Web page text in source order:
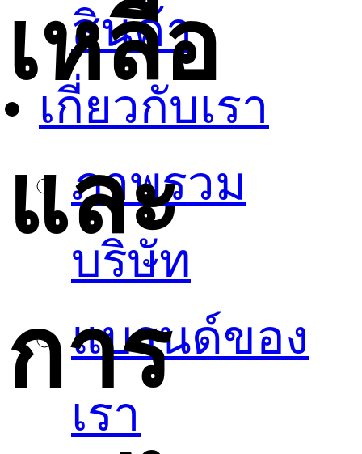
สินค้า
เกี่ยวกับเรา
ภาพรวม
บริษัท
แบรนด์ของ
เรา
เหลือ
และ
การ